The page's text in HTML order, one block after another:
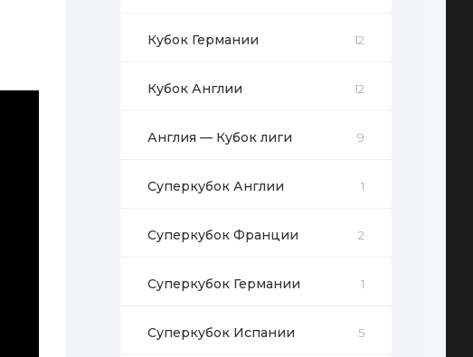
Кубок Германии 12
Кубок Англии 12
Англия — Кубок лиги 9
Суперкубок Англии 1
Суперкубок Франции 2
Суперкубок Германии 1
Суперкубок Испании 5